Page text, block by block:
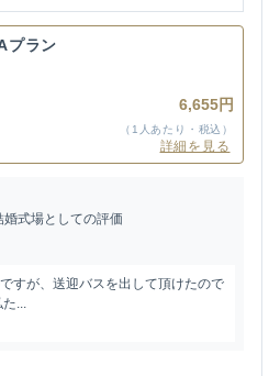
プラン
6,655円
（1人あたり・税込）
詳細を見る
婚式場としての評価
すが、送迎バスを出して頂けたので
...